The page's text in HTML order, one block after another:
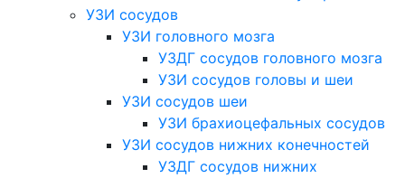
УЗИ сосудов
УЗИ головного мозга
УЗДГ сосудов головного мозга
УЗИ сосудов головы и шеи
УЗИ сосудов шеи
УЗИ брахиоцефальных сосудов
УЗИ сосудов нижних конечностей
УЗДГ сосудов нижних